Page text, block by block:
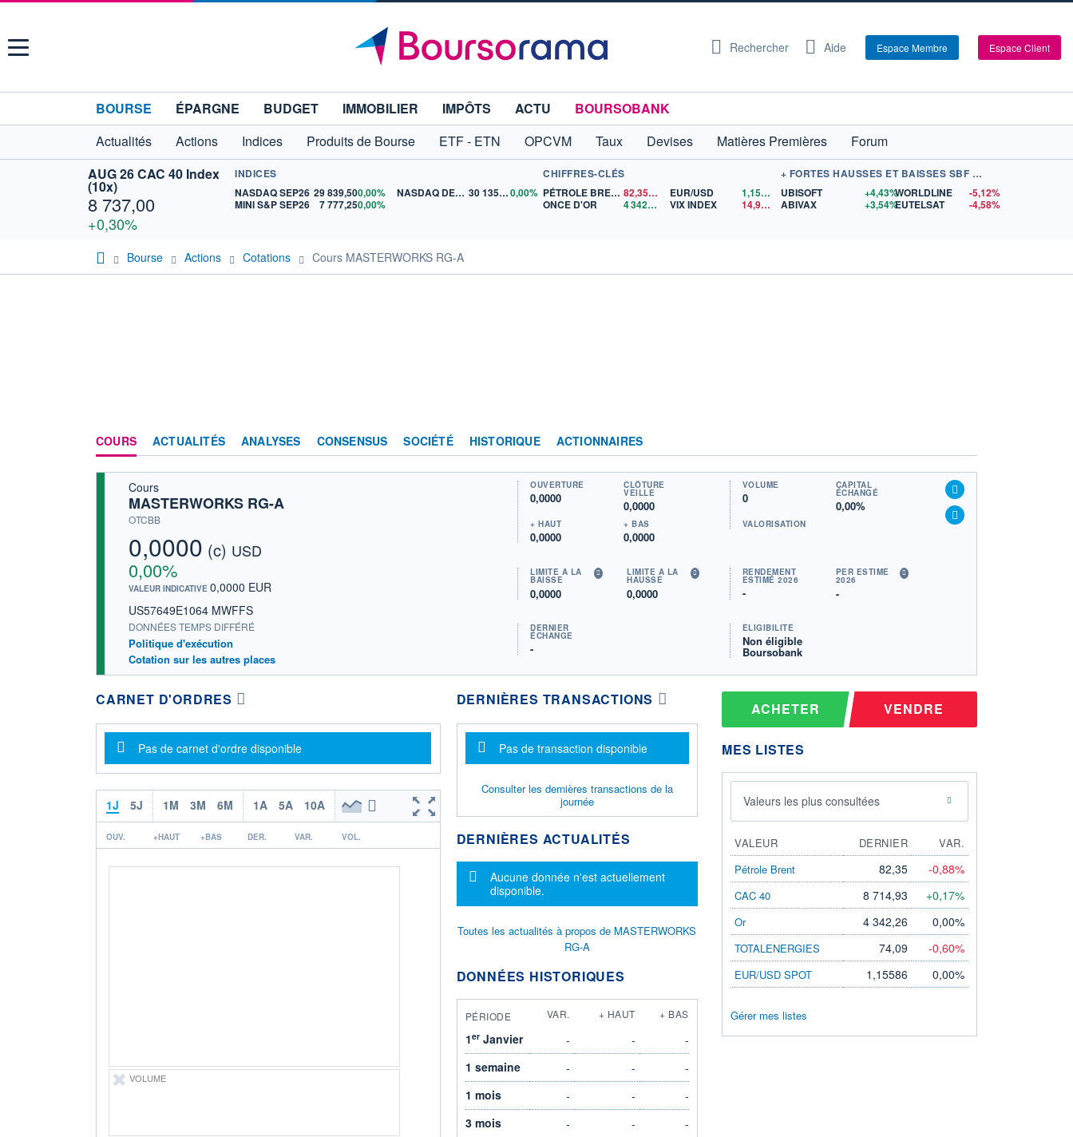
Menu Rechercher Aide Espace Membre Espace Client
BOURSE ÉPARGNE BUDGET IMMOBILIER IMPÔTS ACTU
BOURSOBANK
Actualités
Actions Indices Produits de Bourse ETF - ETN OPCVM Taux Devises Matières Premières
Forum
AUG 26 CAC 40 Index
(10x)
8 737,00
+0,30%
INDICES
NASDAQ SEP26 29 839,500,00%
MINI S&P SEP26
7 777,250,00%
NASDAQ DEC26 30 135,000,00%
CHIFFRES-CLÉS
PÉTROLE BRENT
82,35
$US
ONCE D'OR
4 342,26 $US
EUR/USD 1,1559
$US
VIX INDEX
14,90$US
+ FORTES HAUSSES ET BAISSES SBF 120
UBISOFT
+4,43%
ABIVAX
+3,54%
WORLDLINE
-5,12%
EUTELSAT
-4,58%
Bourse Actions Cotations Cours MASTERWORKS RG-A
COURS ACTUALITÉS ANALYSES CONSENSUS SOCIÉTÉ HISTORIQUE ACTIONNAIRES
Cours
MASTERWORKS RG-A
OTCBB
0,0000 (c) USD
0,00%
VALEUR INDICATIVE 0,0000 EUR
US57649E1064 MWFFS
DONNÉES TEMPS DIFFÉRÉ
Politique d'exécution
Cotation sur les autres places
OUVERTURE
0,0000
CLÔTURE
VEILLE
0,0000
+ HAUT
0,0000
+ BAS
0,0000
VOLUME
0
CAPITAL
ÉCHANGÉ
0,00%
VALORISATION
LIMITE À LA
BAISSE
0,0000
LIMITE À LA
HAUSSE
0,0000
RENDEMENT
ESTIMÉ 2026
-
PER ESTIMÉ
2026
-
DERNIER
ÉCHANGE
-
ÉLIGIBILITÉ
Non éligible
Boursobank
CARNET D'ORDRES
Message d'information
Pas de carnet d'ordre disponible
1J 5J 1M 3M 6M 1A 5A 10A
OUV. +HAUT +BAS DER. VAR. VOL.
VOLUME
DERNIÈRES TRANSACTIONS
Message d'information
Pas de transaction disponible
Consulter les dernières transactions de la
journée
DERNIÈRES ACTUALITÉS
Message d'information
Aucune donnée n'est actuellement
disponible.
Toutes les actualités à propos de MASTERWORKS
RG-A
DONNÉES HISTORIQUES
PÉRIODE VAR. + HAUT + BAS
1erJanvier - -
-
1 semaine
- -
-
1 mois
- -
-
3 mois
- -
-
ACHETER VENDRE
MES LISTES
Valeurs les plus consultées
VALEUR DERNIER
VAR.
Pétrole Brent
82,35 -0,88%
CAC 40 8 714,93 +0,17%
Or 4 342,26 0,00%
TOTALENERGIES 74,09 -0,60%
EUR/USD SPOT 1,15586 0,00%
Gérer mes listes